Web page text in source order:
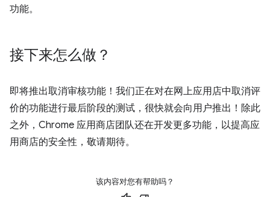
功能。
接下来怎么做？
即将推出取消审核功能！我们正在对在网上应用店中取消评
价的功能进行最后阶段的测试，很快就会向用户推出！除此
之外，Chrome 应用商店团队还在开发更多功能，以提高应
用商店的安全性，敬请期待。
该内容对您有帮助吗？